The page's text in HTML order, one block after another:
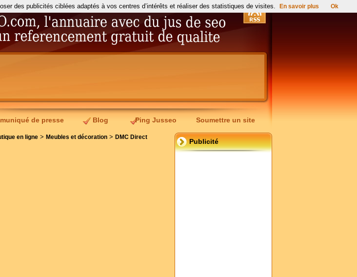
de presse Blog Ping Jusseo Soumettre un site
Publicité
en ligne > Meubles et décoration > DMC Direct
des publicités ciblées adaptés à vos centres d’intérêts et réaliser des statistiques de visites. En savoir plus Ok